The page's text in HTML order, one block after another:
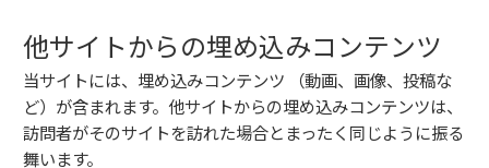
他サイトからの埋め込みコンテンツ
当サイトには、埋め込みコンテンツ （動画、画像、投稿な
ど）が含まれます。他サイトからの埋め込みコンテンツは、
訪問者がそのサイトを訪れた場合とまったく同じように振る
舞います。